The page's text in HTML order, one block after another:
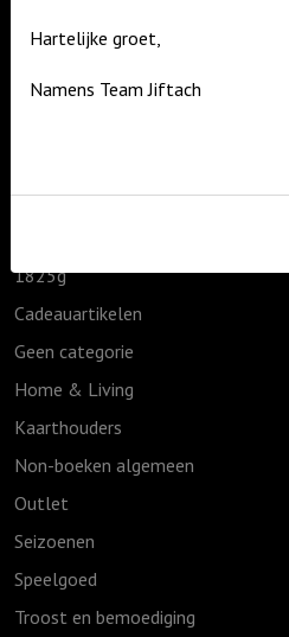
3861 NA Nijkerk
1825g
Cadeauartikelen
Geen categorie
Home & Living
Kaarthouders
Non-boeken algemeen
Outlet
Seizoenen
Speelgoed
Troost en bemoediging
Hartelijke groet,
Namens Team Jiftach